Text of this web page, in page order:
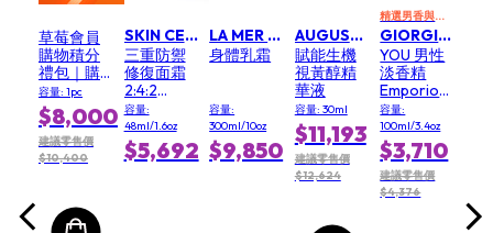
草莓會員
購物積分
禮包｜購
買
NT$8,000
積分，享
2,400 點
額外回饋
容量: 1pc
$8,000
建議零售價
$10,400
SKIN CEUTICALS 修麗可
三重防禦
修復面霜
2:4:2
Triple
Lipid
Restore
2:4:2
容量:
48ml/1.6oz
$5,692
LA MER 海洋拉娜
身體乳霜
容量:
300ml/10oz
$9,850
AUGUSTINUS BADER 奥古斯汀 巴德
賦能生機
視黃醇精
華液
容量: 30ml
$11,193
建議零售價
$12,624
精選男香與男性護膚滿額享 10% 優惠
GIORGIO ARMANI 亞曼尼
YOU 男性
淡香精
Emporio
Armani
Stronger
With You
Intensely
EDP
容量:
100ml/3.4oz
$3,710
建議零售價
$4,376